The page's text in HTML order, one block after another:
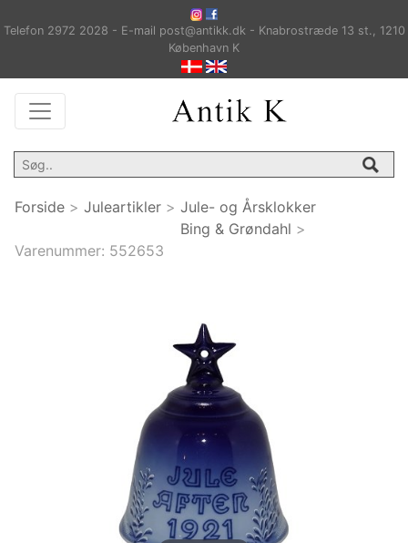
Telefon 2972 2028 - E-mail post@antikk.dk - Knabrostræde 13 st., 1210
København K
Forside > Juleartikler > Jule- og Årsklokker
Bing & Grøndahl >
Varenummer: 552653